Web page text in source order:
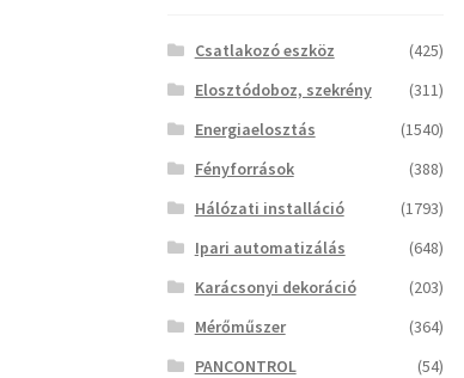
Csatlakozó eszköz
(425)
Elosztódoboz, szekrény
(311)
Energiaelosztás
(1540)
Fényforrások
(388)
Hálózati installáció
(1793)
Ipari automatizálás
(648)
Karácsonyi dekoráció
(203)
Mérőműszer
(364)
PANCONTROL
(54)